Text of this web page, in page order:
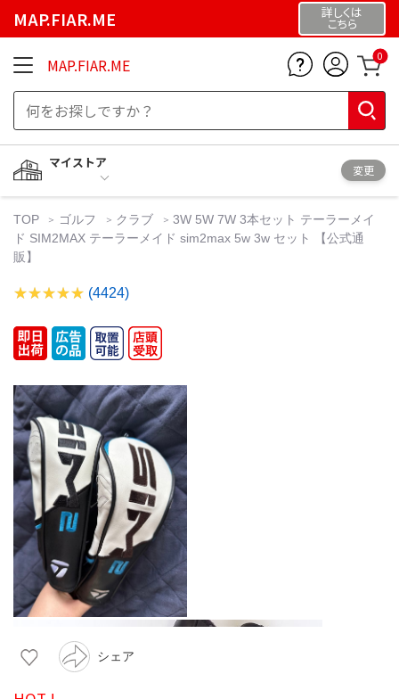
MAP.FIAR.ME 詳しくは
こちら
MAP.FIAR.ME 0
マイストア
変更
TOP ゴルフ クラブ
3W 5W 7W 3本セット テーラーメイ
ド SIM2MAX テーラーメイド sim2max 5w 3w セット 【公式通
販】
(4424)
シェア